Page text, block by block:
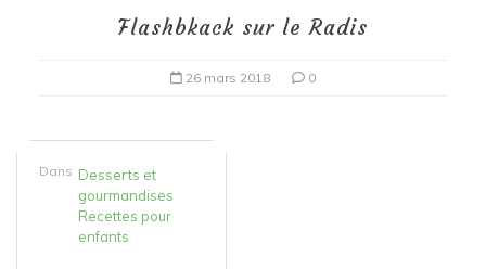
Flashbkack sur le Radis
26 mars 2018 0
Dans Desserts et
gourmandises
Recettes pour
enfants